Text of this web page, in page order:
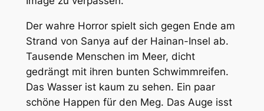
Der wahre Horror spielt sich gegen Ende am
Strand von Sanya auf der Hainan-Insel ab.
Tausende Menschen im Meer, dicht
gedrängt mit ihren bunten Schwimmreifen.
Das Wasser ist kaum zu sehen. Ein paar
schöne Happen für den Meg. Das Auge isst